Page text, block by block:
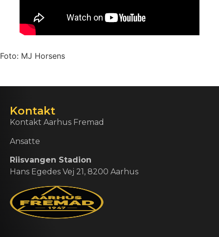
Foto: MJ Horsens
Kontakt
Kontakt Aarhus Fremad
Ansatte
Riisvangen Stadion
Hans Egedes Vej 21, 8200 Aarhus